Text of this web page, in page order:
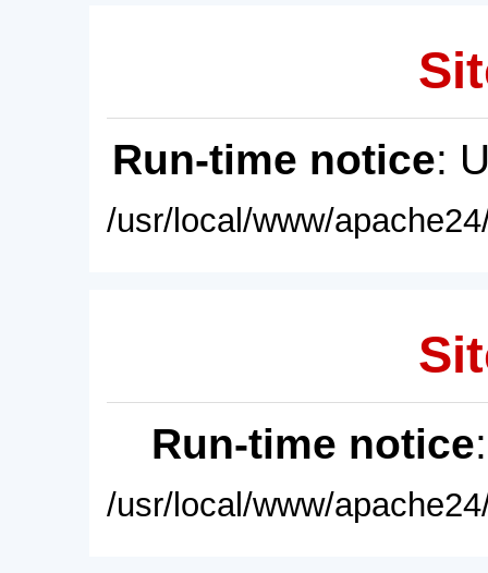
Run-time notice:
/usr/local/www/
Run-time notice
/usr/local/www/